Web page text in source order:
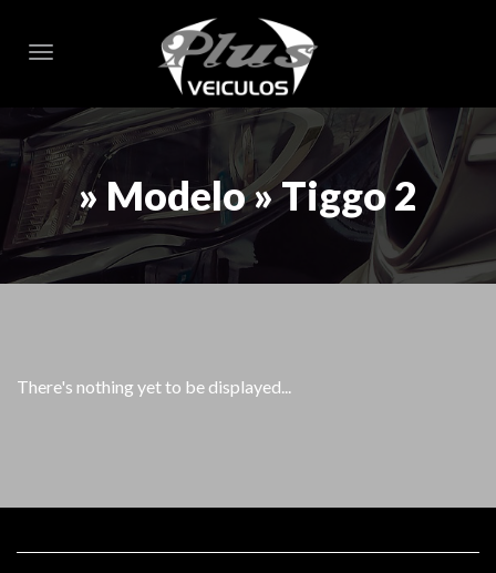
Toggle navigation
» Modelo » Tiggo 2
There's nothing yet to be displayed...